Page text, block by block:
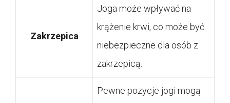
Zakrzepica
Joga może wpływać na
krążenie krwi, co może być
niebezpieczne dla osób z
zakrzepicą.
Pewne pozycje jogi mogą